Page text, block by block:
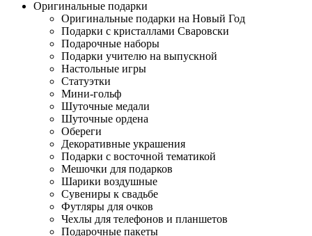
Оригинальные подарки
Оригинальные подарки на Новый Год
Подарки с кристаллами Сваровски
Подарочные наборы
Подарки учителю на выпускной
Настольные игры
Статуэтки
Мини-гольф
Шуточные медали
Шуточные ордена
Обереги
Декоративные украшения
Подарки с восточной тематикой
Мешочки для подарков
Шарики воздушные
Сувениры к свадьбе
Футляры для очков
Чехлы для телефонов и планшетов
Подарочные пакеты